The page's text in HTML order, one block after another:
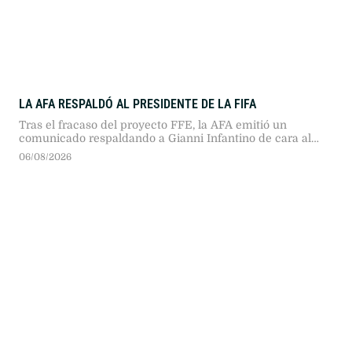
LA AFA RESPALDÓ AL PRESIDENTE DE LA FIFA
Tras el fracaso del proyecto FFE, la AFA emitió un
comunicado respaldando a Gianni Infantino de cara al
Congreso FIFA 2027 en Marruecos, destacando su
06/08/2026